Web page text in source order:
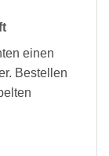
einen
Bestellen